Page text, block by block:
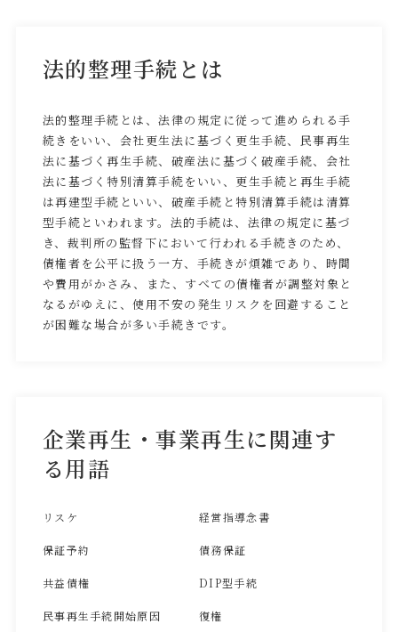
法的整理手続とは
法的整理手続とは、法律の規定に従って進められる手
続きをいい、会社更生法に基づく更生手続、民事再生
法に基づく再生手続、破産法に基づく破産手続、会社
法に基づく特別清算手続をいい、更生手続と再生手続
は再建型手続といい、破産手続と特別清算手続は清算
型手続といわれます。法的手続は、法律の規定に基づ
き、裁判所の監督下において行われる手続きのため、
債権者を公平に扱う一方、手続きが煩雑であり、時間
や費用がかさみ、また、すべての債権者が調整対象と
なるがゆえに、使用不安の発生リスクを回避すること
が困難な場合が多い手続きです。
企業再生・事業再生に関連す
る用語
リスケ 経営指導念書
保証予約 債務保証
共益債権 DIP型手続
民事再生手続開始原因 復権